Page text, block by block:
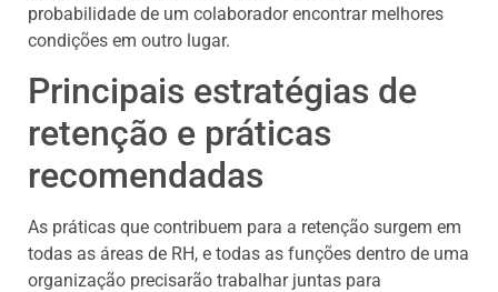
probabilidade de um colaborador encontrar melhores
condições em outro lugar.
Principais estratégias de
retenção e práticas
recomendadas
As práticas que contribuem para a retenção surgem em
todas as áreas de RH, e todas as funções dentro de uma
organização precisarão trabalhar juntas para